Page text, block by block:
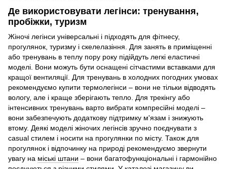
Де використовувати легінси: тренування,
пробіжки, туризм
Жіночі легінси універсальні і підходять для фітнесу,
прогулянок, туризму і скелелазіння. Для занять в приміщенні
або тренувань в теплу пору року підійдуть легкі еластичні
моделі. Вони можуть бути оснащені сітчастими вставками для
кращої вентиляції. Для тренувань в холодних погодних умовах
рекомендуємо купити термолегінси – вони не тільки відводять
вологу, але і краще зберігають тепло. Для трекінгу або
інтенсивних тренувань варто вибрати компресійні моделі –
вони забезпечують додаткову підтримку м'язам і знижують
втому. Деякі моделі жіночих легінсів зручно поєднувати з
casual стилем і носити на прогулянки по місту. Також для
прогулянок і відпочинку на природі рекомендуємо звернути
увагу на міські штани – вони багатофункціональні і гармонійно